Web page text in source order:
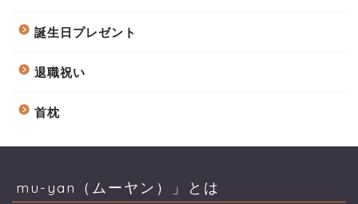
誕生日プレゼント
退職祝い
首枕
mu-yan（ムーヤン）」とは